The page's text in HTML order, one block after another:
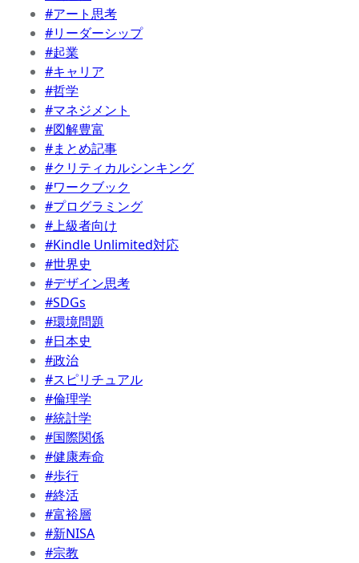
#アート思考
#リーダーシップ
#起業
#キャリア
#哲学
#マネジメント
#図解豊富
#まとめ記事
#クリティカルシンキング
#ワークブック
#プログラミング
#上級者向け
#Kindle Unlimited対応
#世界史
#デザイン思考
#SDGs
#環境問題
#日本史
#政治
#スピリチュアル
#倫理学
#統計学
#国際関係
#健康寿命
#歩行
#終活
#富裕層
#新NISA
#宗教